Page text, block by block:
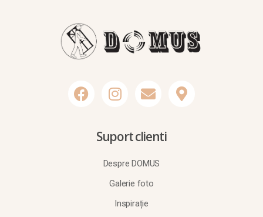
Suport clienti
Despre DOMUS
Galerie foto
Inspirație